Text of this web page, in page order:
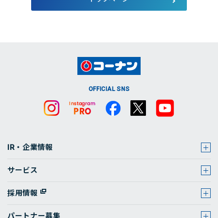
OFFICIAL SNS
IR・企業情報
サービス
採用情報
パートナー募集